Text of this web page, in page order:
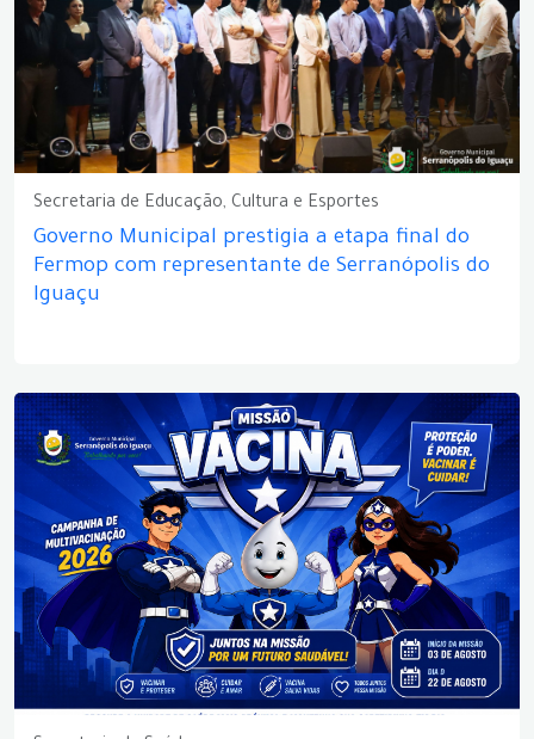
Secretaria de Educação, Cultura e Esportes
Governo Municipal prestigia a etapa final do
Fermop com representante de Serranópolis do
Iguaçu